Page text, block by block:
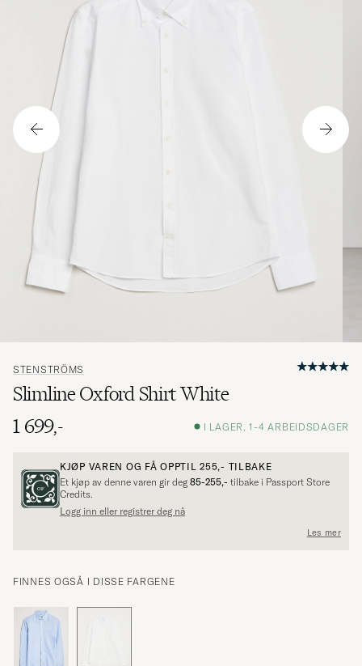
STENSTRÖMS
Slimline Oxford Shirt White
1 699,-
I LAGER, 1-4 ARBEIDSDAGER
KJØP VAREN OG FÅ OPPTIL255,- TILBAKE
Et kjøp av denne varen gir deg 85-255,- tilbake i Passport Store
Credits.
Logg inn eller registrer deg nå
Les mer
FINNES OGSÅ I DISSE FARGENE